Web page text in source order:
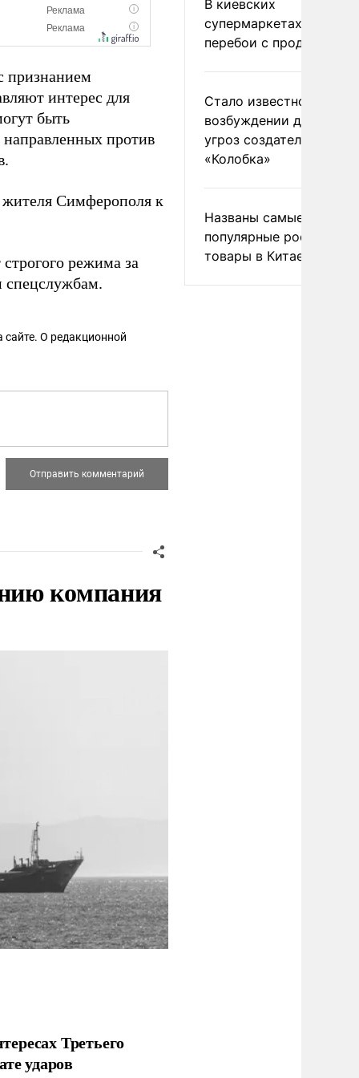
признанием
интерес для
быть
против
Симферополя к
режима за
спецслужбам.
сайте. О редакционной
компания
Третьего
ударов
В киевских
супермаркетах
перебои с продуктами
Стало известно о
возбуждении дела из-
угроз создателям
«Колобка»
Названы самые
популярные российские
товары в Китае